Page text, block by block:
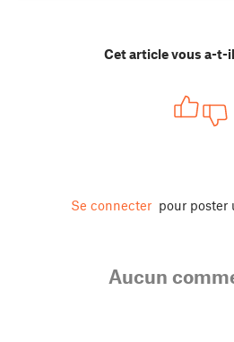
Cet article vous a-t-
Se connecter pour poster
Aucun